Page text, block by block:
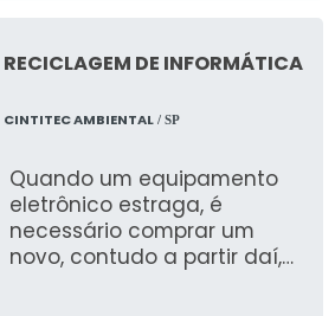
RECICLAGEM DE INFORMÁTICA
CINTITEC AMBIENTAL/ SP
Quando um equipamento
eletrônico estraga, é
necessário comprar um
novo, contudo a partir daí,